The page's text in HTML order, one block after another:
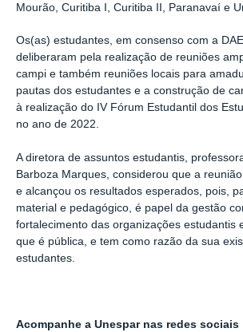
Mourão, Curitiba I, Curitiba II, Paranavaí e
Os(as) estudantes, em consenso com a
deliberaram pela realização de reuniões
campi e também reuniões locais para
pautas dos estudantes e a construção de
à realização do IV Fórum Estudantil dos
no ano de 2022.
A diretora de assuntos estudantis,
Barboza Marques, considerou que a
e alcançou os resultados esperados, pois,
material e pedagógico, é papel da gestão
fortalecimento das organizações estudantis
que é pública, e tem como razão da sua
estudantes.
Acompanhe a Unespar nas redes sociais